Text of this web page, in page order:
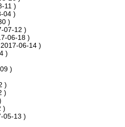
11 )
04 )
)
07-12 )
06-18 )
06-14 )
)
)
)
)
)
05-13 )